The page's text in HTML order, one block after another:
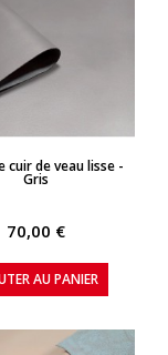
RAPIDE
cuir de veau lisse -
Gris
70,00 €
AU PANIER